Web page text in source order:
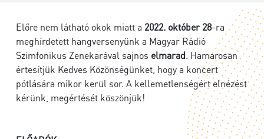
Előre nem látható okok miatt a 2022. október 28-ra
meghírdetett hangversenyünk a Magyar Rádió
Szimfonikus Zenekarával sajnos elmarad. Hamarosan
értesítjük Kedves Közönségünket, hogy a koncert
pótlására mikor kerül sor. A kellemetlenségért elnézést
kérünk, megértését köszönjük!